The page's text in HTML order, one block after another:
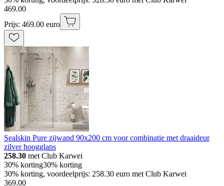
469.00
Prijs: 469.00 euro
Sealskin Pure zijwand 90x200 cm voor combinatie met draaideur
zilver hoogglans
258.30 met Club Karwei
30% korting30% korting
30% korting, voordeelprijs: 258.30 euro met Club Karwei
369.00